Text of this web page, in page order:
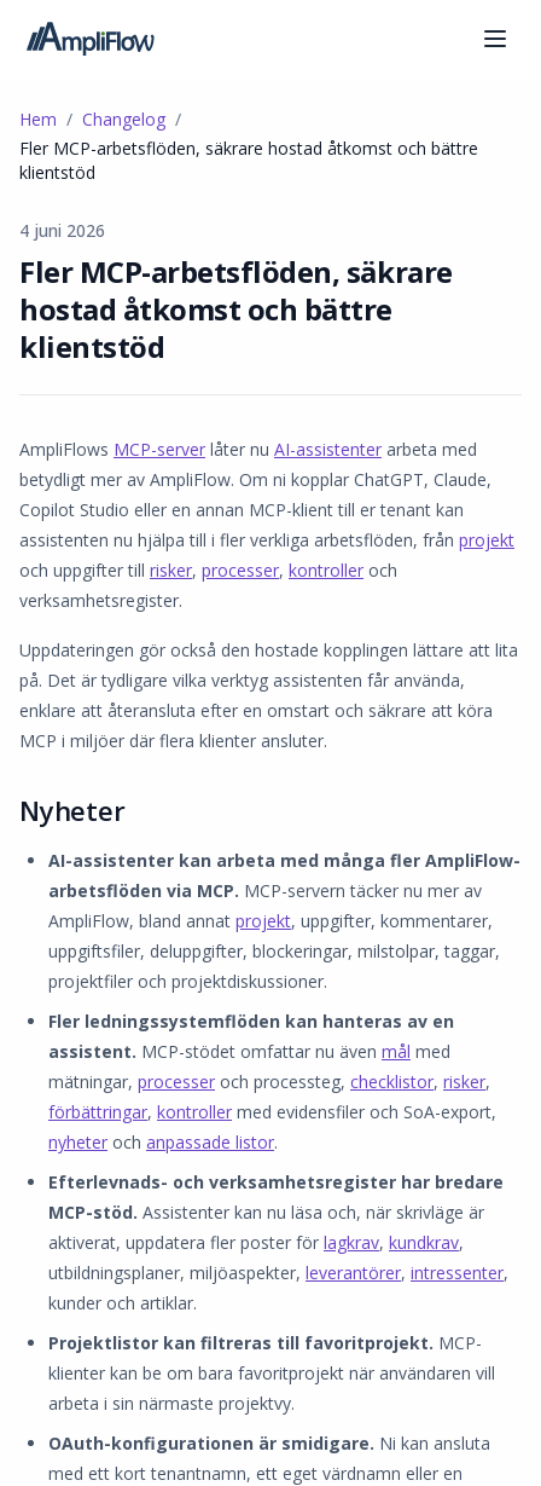
Hem
Changelog
Fler MCP-arbetsflöden, säkrare hostad åtkomst och bättre
klientstöd
4 juni 2026
Fler MCP-arbetsflöden, säkrare
hostad åtkomst och bättre
klientstöd
AmpliFlows MCP-server låter nu AI-assistenter arbeta med
betydligt mer av AmpliFlow. Om ni kopplar ChatGPT, Claude,
Copilot Studio eller en annan MCP-klient till er tenant kan
assistenten nu hjälpa till i fler verkliga arbetsflöden, från projekt
och uppgifter till risker, processer, kontroller och
verksamhetsregister.
Uppdateringen gör också den hostade kopplingen lättare att lita
på. Det är tydligare vilka verktyg assistenten får använda,
enklare att återansluta efter en omstart och säkrare att köra
MCP i miljöer där flera klienter ansluter.
Nyheter
AI-assistenter kan arbeta med många fler AmpliFlow-
arbetsflöden via MCP. MCP-servern täcker nu mer av
AmpliFlow, bland annat projekt, uppgifter, kommentarer,
uppgiftsfiler, deluppgifter, blockeringar, milstolpar, taggar,
projektfiler och projektdiskussioner.
Fler ledningssystemflöden kan hanteras av en
assistent. MCP-stödet omfattar nu även mål med
mätningar, processer och processteg, checklistor, risker,
förbättringar, kontroller med evidensfiler och SoA-export,
nyheter och anpassade listor.
Efterlevnads- och verksamhetsregister har bredare
MCP-stöd. Assistenter kan nu läsa och, när skrivläge är
aktiverat, uppdatera fler poster för lagkrav, kundkrav,
utbildningsplaner, miljöaspekter, leverantörer, intressenter,
kunder och artiklar.
Projektlistor kan filtreras till favoritprojekt. MCP-
klienter kan be om bara favoritprojekt när användaren vill
arbeta i sin närmaste projektvy.
OAuth-konfigurationen är smidigare. Ni kan ansluta
med ett kort tenantnamn, ett eget värdnamn eller en